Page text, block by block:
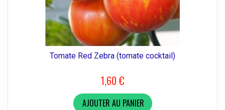
Tomate Red Zebra (tomate cocktail)
1,60 €
AJOUTER AU PANIER